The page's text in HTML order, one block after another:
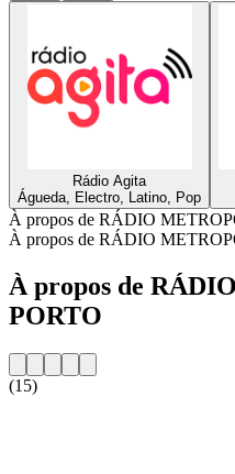
Rádio Agita
Águeda, Electro, Latino, Pop
À propos de RÁDIO
À propos de RÁDIO
À propos de
PORTO
(15)